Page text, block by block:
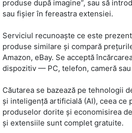
produse după imagine”, sau să
sau fișier în fereastra extensiei.
Serviciul recunoaște ce este
produse similare și compară
Amazon, eBay. Se acceptă
dispozitiv — PC, telefon, cameră
Căutarea se bazează pe tehnologii
și inteligență artificială (AI), ceea ce
produselor dorite și economisirea
și extensiile sunt complet gratuite.